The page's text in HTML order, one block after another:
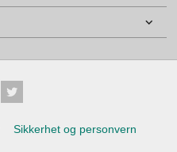
Sikkerhet og personvern